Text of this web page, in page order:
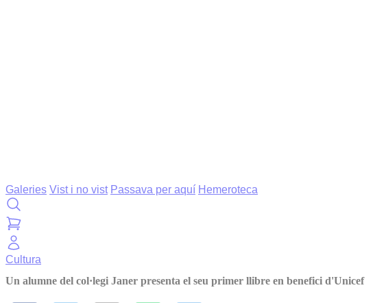
Galeries Vist i no vist Passava per aquí Hemeroteca
Cultura
Un alumne del col·legi Janer presenta el seu primer llibre en benefici d'Unicef